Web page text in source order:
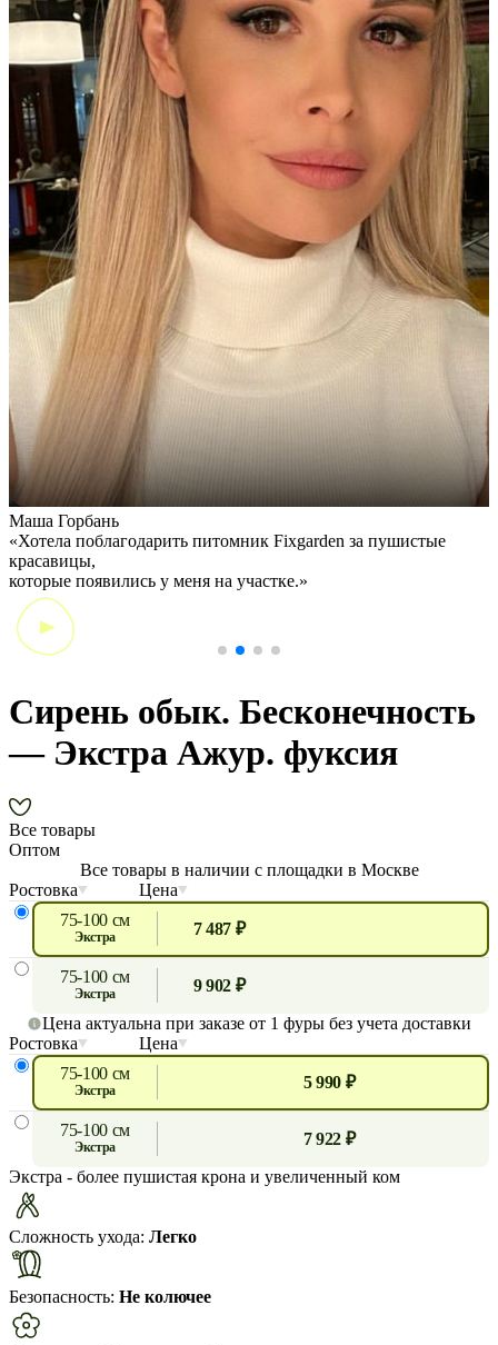
Маша Горбань
«Хотела поблагодарить питомник Fixgarden за пушистые
красавицы,
которые появились у меня на участке.»
Сирень обык. Бесконечность
— Экстра Ажур. фуксия
Все товары
Оптом
Все товары в наличии с площадки в Москве
Ростовка
Цена
75-100 см
экстра 7 487 ₽
75-100 см
экстра
9 902 ₽
Цена актуальна при заказе от 1 фуры без учета доставки
Ростовка
Цена
75-100 см
экстра 5 990 ₽
75-100 см
экстра
7 922 ₽
Экстра - более пушистая крона и увеличенный ком
Сложность ухода: Легко
Безопасность: Не колючее